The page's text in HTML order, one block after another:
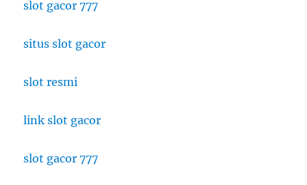
slot gacor 777
situs slot gacor
slot resmi
link slot gacor
slot gacor 777